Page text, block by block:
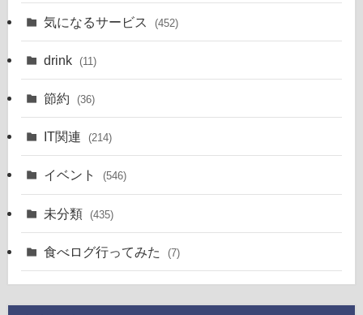
気になるサービス (452)
drink (11)
節約 (36)
IT関連 (214)
イベント (546)
未分類 (435)
食べログ行ってみた (7)